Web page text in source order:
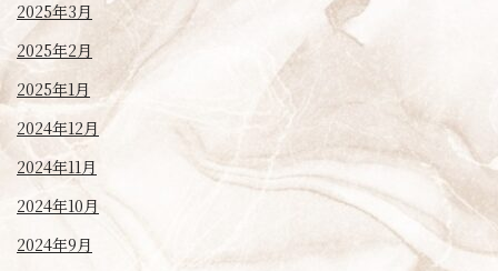
2025年3月
2025年2月
2025年1月
2024年12月
2024年11月
2024年10月
2024年9月